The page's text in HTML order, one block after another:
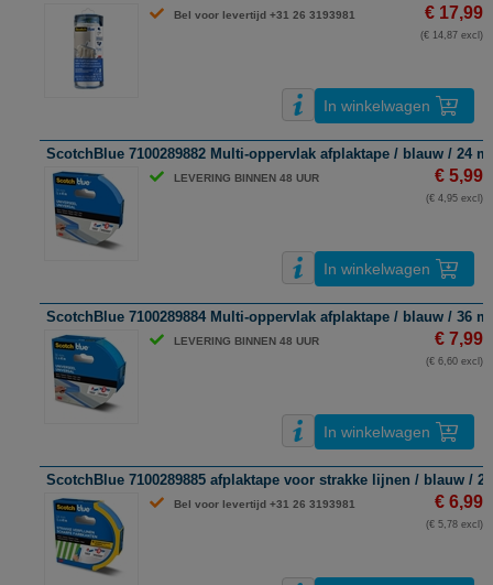
Bel voor levertijd +31 26 3193981 € 17,99
(€ 14,87 excl)
In winkelwagen
ScotchBlue 7100289882 Multi-oppervlak afplaktape / blauw / 24
LEVERING BINNEN 48 UUR € 5,99
(€ 4,95 excl)
In winkelwagen
ScotchBlue 7100289884 Multi-oppervlak afplaktape / blauw / 36
LEVERING BINNEN 48 UUR € 7,99
(€ 6,60 excl)
In winkelwagen
ScotchBlue 7100289885 afplaktape voor strakke lijnen / blauw /
Bel voor levertijd +31 26 3193981 € 6,99
(€ 5,78 excl)